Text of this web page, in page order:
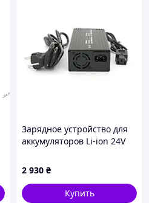
Зарядное устройство для
аккумуляторов Li-ion 24V
индикация, 137x90x50mm
2 930 ₴
Купить